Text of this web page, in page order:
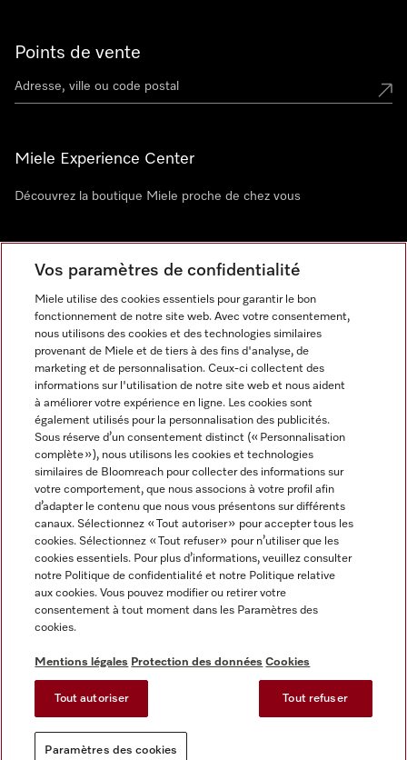
Points de vente
Miele Experience Center
Découvrez la boutique Miele proche de chez vous
Newsletter
Mentions légales
CGV
Protection des données
Conditions d'utilisation
Reglement sur les services numeriques
Paramètres des cookies
Miele sur Instagram
Miele sur Facebook
Miele sur Youtube
Vos paramètres de confidentialité
Miele utilise des cookies essentiels pour garantir le bon
fonctionnement de notre site web. Avec votre consentement,
nous utilisons des cookies et des technologies similaires
provenant de Miele et de tiers à des fins d'analyse, de
marketing et de personnalisation. Ceux-ci collectent des
informations sur l'utilisation de notre site web et nous aident
à améliorer votre expérience en ligne. Les cookies sont
également utilisés pour la personnalisation des publicités.
Sous réserve d’un consentement distinct (« Personnalisation
complète »), nous utilisons les cookies et technologies
similaires de Bloomreach pour collecter des informations sur
votre comportement, que nous associons à votre profil afin
d’adapter le contenu que nous vous présentons sur différents
canaux. Sélectionnez « Tout autoriser » pour accepter tous les
cookies. Sélectionnez « Tout refuser » pour n’utiliser que les
cookies essentiels. Pour plus d’informations, veuillez consulter
notre Politique de confidentialité et notre Politique relative
aux cookies. Vous pouvez modifier ou retirer votre
consentement à tout moment dans les Paramètres des
cookies.
Mentions légales Protection des données Cookies
Tout autoriser Tout refuser
Paramètres des cookies